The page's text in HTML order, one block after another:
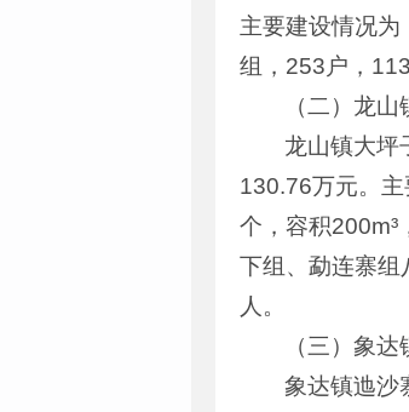
主要建设情况
组，253户，
（二）龙
龙山镇大坪
130.76万元。
个，容积
下组、勐连寨
人。
（三）象
象达镇迆沙